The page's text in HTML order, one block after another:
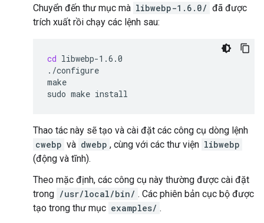
Chuyển đến thư mục mà libwebp-1.6.0/ đã được
trích xuất rồi chạy các lệnh sau:
cd libwebp-1.6.0
./configure
make
sudo make
Thao tác này sẽ tạo và cài đặt các công cụ dòng lệnh
cwebp và dwebp , cùng với các thư viện libwebp
(động và tĩnh).
Theo mặc định, các công cụ này thường được cài đặt
trong /usr/local/bin/ . Các phiên bản cục bộ được
tạo trong thư mục examples/ .